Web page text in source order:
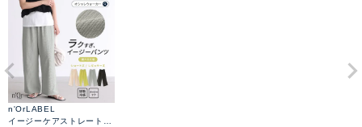
n'OrLABEL
イージーケアストレートパ